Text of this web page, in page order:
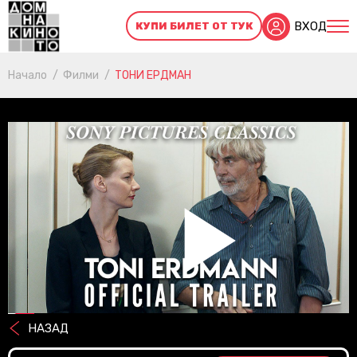
КУПИ БИЛЕТ ОТ ТУК ВХОД
Начало Филми ТОНИ ЕРДМАН
НАЗАД